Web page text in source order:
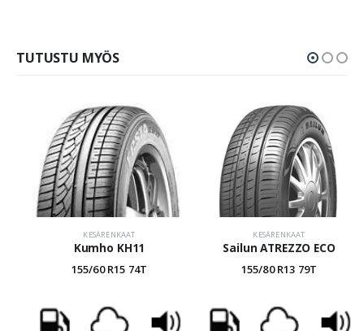
TUTUSTU MYÖS
KESÄRENKAAT
Kumho KH11
155/60 R15 74T
KESÄRENKAAT
Sailun ATREZZO ECO
155/80 R13 79T